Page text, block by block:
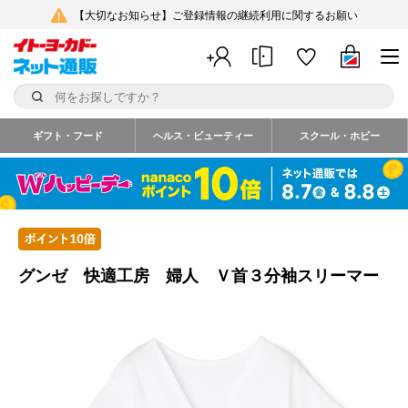
【大切なお知らせ】ご登録情報の継続利用に関するお願い
ギフト・フード ヘルス・ビューティー スクール・ホビー
グンゼ 快適工房 婦人 Ｖ首３分袖スリーマー